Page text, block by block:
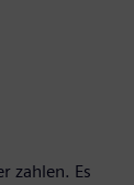
zahlen. Es